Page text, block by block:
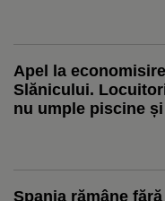
Apel la
Slănicului.
nu umple piscine
Spania rămâne